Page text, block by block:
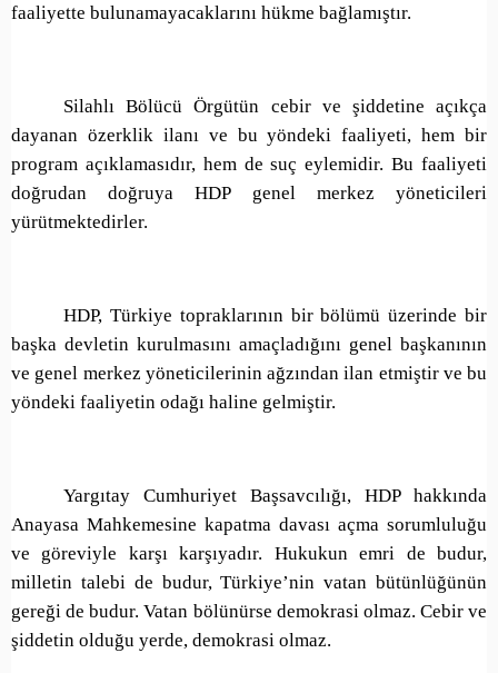
faaliyette bulunamayacaklarını hükme bağlamıştır.
Silahlı Bölücü Örgütün cebir ve şiddetine açıkça
dayanan özerklik ilanı ve bu yöndeki faaliyeti, hem bir
program açıklamasıdır, hem de suç eylemidir. Bu faaliyeti
doğrudan doğruya HDP genel merkez yöneticileri
yürütmektedirler.
HDP, Türkiye topraklarının bir bölümü üzerinde bir
başka devletin kurulmasını amaçladığını genel başkanının
ve genel merkez yöneticilerinin ağzından ilan etmiştir ve bu
yöndeki faaliyetin odağı haline gelmiştir.
Yargıtay Cumhuriyet Başsavcılığı, HDP hakkında
Anayasa Mahkemesine kapatma davası açma sorumluluğu
ve göreviyle karşı karşıyadır. Hukukun emri de budur,
milletin talebi de budur, Türkiye’nin vatan bütünlüğünün
gereği de budur. Vatan bölünürse demokrasi olmaz. Cebir ve
şiddetin olduğu yerde, demokrasi olmaz.